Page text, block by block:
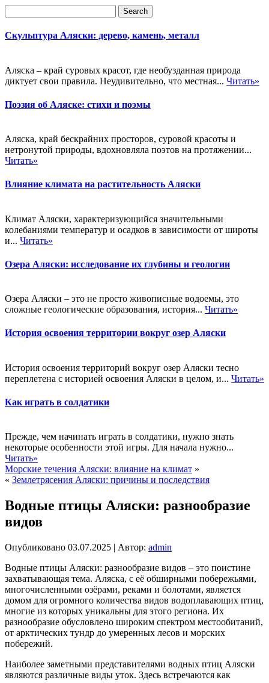
Скульптура Аляски: дерево, камень, металл
Аляска – край суровых красот, где необузданная природа
диктует свои правила. Неудивительно, что местная... Читать»
Поэзия об Аляске: стихи и поэмы
Аляска, край бескрайних просторов, суровой красоты и
нетронутой природы, вдохновляла поэтов на протяжении...
Читать»
Влияние климата на растительность Аляски
Климат Аляски, характеризующийся значительными
колебаниями температур и осадков в зависимости от широты
и... Читать»
Озера Аляски: исследование их глубины и геологии
Озера Аляски – это не просто живописные водоемы, это
сложные геологические образования, история... Читать»
История освоения территории вокруг озер Аляски
История освоения территорий вокруг озер Аляски тесно
переплетена с историей освоения Аляски в целом, и... Читать»
Как играть в солдатики
Прежде, чем начинать играть в солдатики, нужно знать
некоторые особенности этой игры. Для начала нужно...
Читать»
Морские течения Аляски: влияние на климат »
« Землетрясения Аляски: причины и последствия
Водные птицы Аляски: разнообразие
видов
Опубликовано 03.07.2025 | Автор: admin
Водные птицы Аляски: разнообразие видов – это поистине
захватывающая тема. Аляска, с её обширными побережьями,
многочисленными озёрами, реками и болотами, является
домом для огромного количества видов водоплавающих птиц,
многие из которых уникальны для этого региона. Их
разнообразие обусловлено широким спектром местообитаний,
от арктических тундр до умеренных лесов и морских
побережий.
Наиболее заметными представителями водных птиц Аляски
являются различные виды уток. Здесь встречаются как